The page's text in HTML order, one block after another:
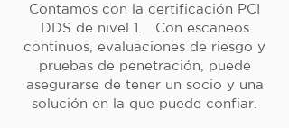
Contamos con la certificación PCI
DDS de nivel 1. Con escaneos
continuos, evaluaciones de riesgo y
pruebas de penetración, puede
asegurarse de tener un socio y una
solución en la que puede confiar.